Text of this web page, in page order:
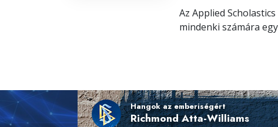
Az Applied
mindenki számára
Hangok az emberiségért
Richmond Atta-Williams